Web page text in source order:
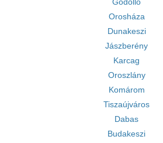
Orosháza
Dunakeszi
Jászberény
Karcag
Oroszlány
Komárom
Tiszaújváros
Dabas
Budakeszi